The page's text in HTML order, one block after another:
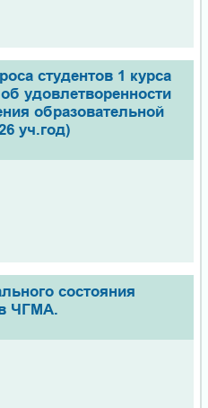
студентов 1 курса
удовлетворенности
образовательной
уч.год)
состояния
ЧГМА.